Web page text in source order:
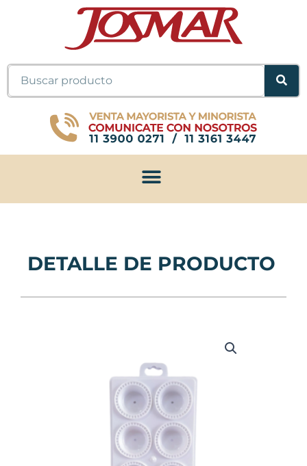
Buscar
DETALLE DE PRODUCTO